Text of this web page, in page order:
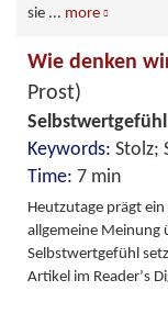
sie ... more
Wie denken
Prost)
Keywords: Stolz;
Time: 7 min
Heutzutage prägt
allgemeine Meinung
Selbstwertgefühl
Artikel im Readerʼs